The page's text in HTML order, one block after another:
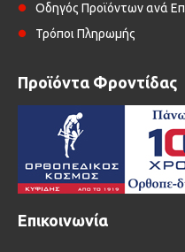
Οδηγός Προϊόντων ανά
Τρόποι Πληρωμής
Προϊόντα Φροντίδας
Επικοινωνία